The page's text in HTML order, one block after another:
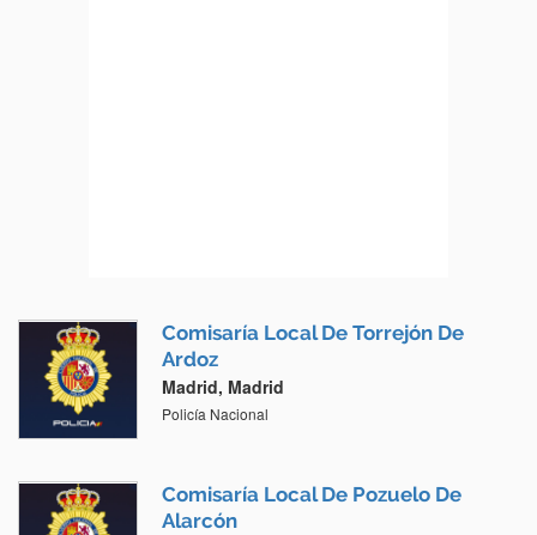
Comisaría Local De Torrejón De
Ardoz
Madrid, Madrid
Policía Nacional
Comisaría Local De Pozuelo De
Alarcón